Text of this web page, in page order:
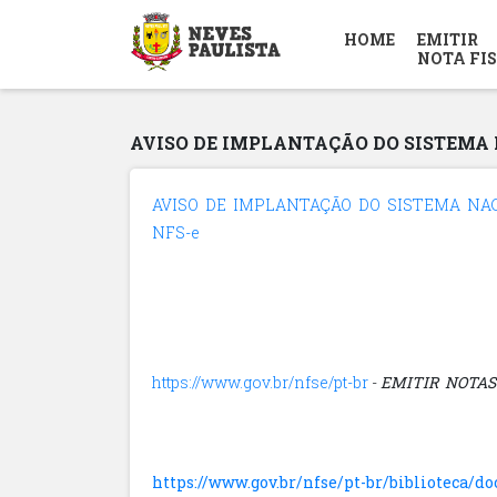
HOME
EMITIR
NOTA
AVISO DE IMPLANTAÇÃO DO
AVISO DE IMPLANTAÇÃO DO SISTEMA
NFS-e
https://www.gov.br/nfse/pt-br -EMITIR NOTAS
https://www.gov.br/nfse/pt-br/biblioteca/